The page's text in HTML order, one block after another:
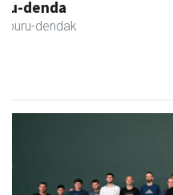
Andoaingo AEK
Andoain - Euskaltegiak